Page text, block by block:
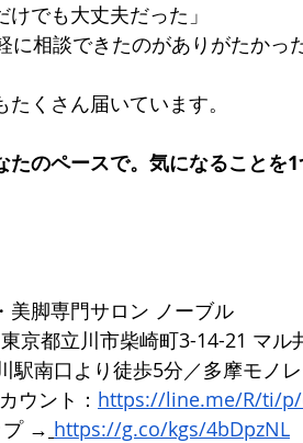
けでも大丈夫だった」
に相談できたのがありがたかっ
たくさん届いています。
たのペースで。気になることを
美脚専門サロン ノーブル
京都立川市柴崎町3-14-21 マル
駅南口より徒歩5分／多摩モノ
ウント： https://line.me/R/ti/p/
プ → https://g.co/kgs/4bDpzNL